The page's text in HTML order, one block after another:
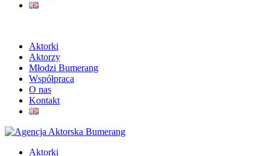
Aktorki
Aktorzy
Młodzi Bumerang
Współpraca
O nas
Kontakt
Aktorki